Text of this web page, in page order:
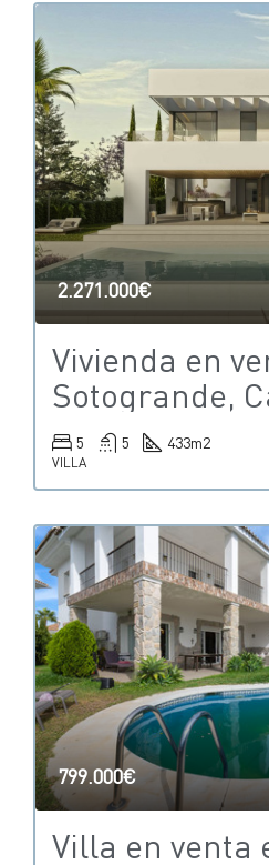
2.271.000€
Vivienda en
Sotogrande,
5 5 433m2
VILLA
799.000€
Villa en venta